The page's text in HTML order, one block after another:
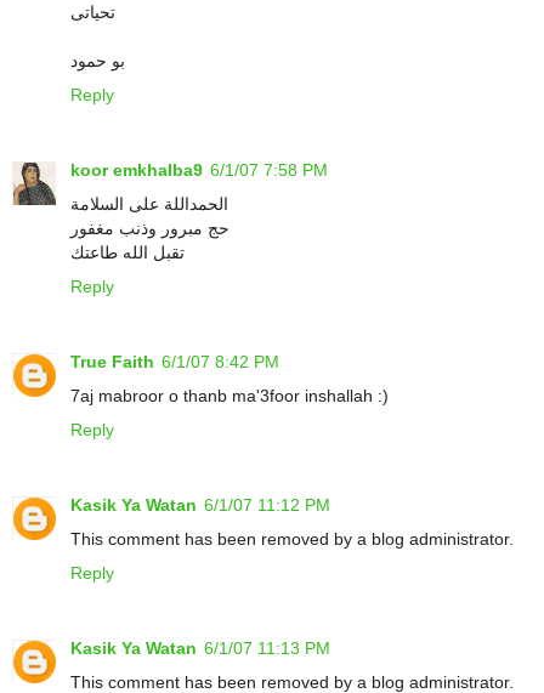
تحياتى
بو حمود
Reply
koor emkhalba9 6/1/07 7:58 PM
الحمداللة على السلامة
حج مبرور وذنب مغفور
تقبل الله طاعتك
Reply
True Faith 6/1/07 8:42 PM
7aj mabroor o thanb ma'3foor inshallah :)
Reply
Kasik Ya Watan 6/1/07 11:12 PM
This comment has been removed by a blog administrator.
Reply
Kasik Ya Watan 6/1/07 11:13 PM
This comment has been removed by a blog administrator.